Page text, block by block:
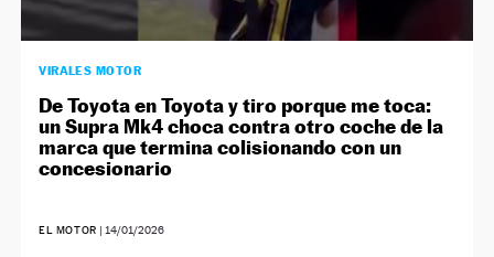
VIRALES MOTOR
De Toyota en Toyota y tiro porque me toca:
un Supra Mk4 choca contra otro coche de la
marca que termina colisionando con un
concesionario
EL MOTOR | 14/01/2026